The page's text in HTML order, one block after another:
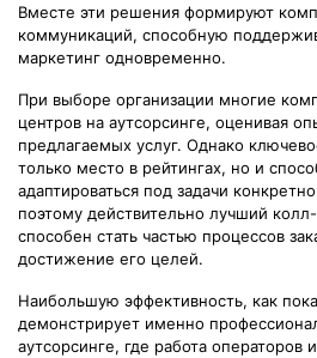
Вместе эти решения формируют
коммуникаций, способную
маркетинг одновременно.
При выборе организации многие
центров на аутсорсинге, оценивая
предлагаемых услуг. Однако
только место в рейтингах, но и
адаптироваться под задачи
поэтому действительно лучший
способен стать частью процессов
достижение его целей.
Наибольшую эффективность, как
демонстрирует именно
аутсорсинге, где работа операторов